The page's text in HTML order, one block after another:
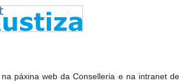
páxina web da Conselleria e na intranet de